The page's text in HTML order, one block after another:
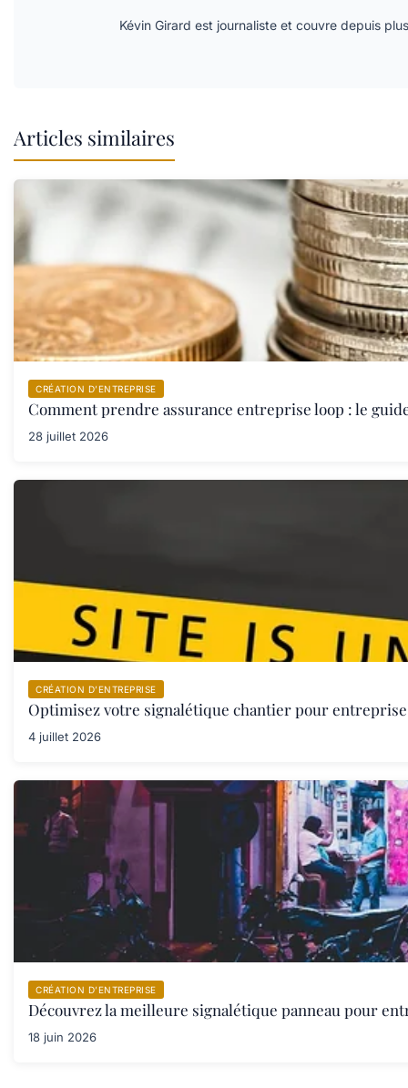
Kévin Girard est journaliste et couvre depuis
Articles similaires
CRÉATION D’ENTREPRISE
Comment prendre assurance entreprise loop : le
28 juillet 2026
CRÉATION D’ENTREPRISE
Optimisez votre signalétique chantier pour entreprise
4 juillet 2026
CRÉATION D’ENTREPRISE
Découvrez la meilleure signalétique panneau pour
18 juin 2026